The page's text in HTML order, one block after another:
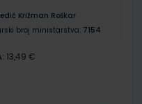
Križman Roškar
broj ministarstva: 7154
13,49 €